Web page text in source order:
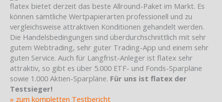
flatex bietet derzeit das beste Allround-Paket im Markt. Es
können sämtliche Wertpapierarten professionell und zu
vergleichsweise attraktiven Konditionen gehandelt werden.
Die Handelsbedingungen sind überdurchschnittlich mit sehr
gutem Webtrading, sehr guter Trading-App und einem sehr
guten Service. Auch für Langfrist-Anleger ist flatex sehr
attraktiv, so gibt es über 5.000 ETF- und Fonds-Sparpläne
sowie 1.000 Aktien-Sparpläne. Für uns ist flatex der
Testsieger!
» zum kompletten Testbericht